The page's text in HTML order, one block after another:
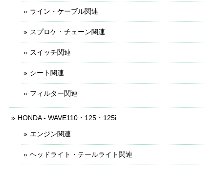
ライン・ケーブル関連
スプロケ・チェーン関連
スイッチ関連
シート関連
フィルター関連
HONDA - WAVE110・125・125i
エンジン関連
ヘッドライト・テールライト関連